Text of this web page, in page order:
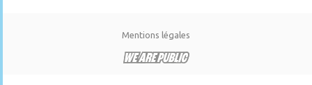
Mentions légales